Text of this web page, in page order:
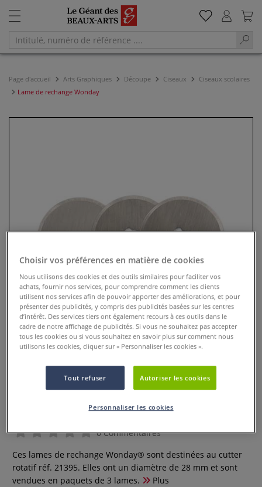
Page d'accueil Arts Graphiques Découpe Ciseaux
Ciseaux scolaires
Lame de rechange Wonday
Lame de rechange Wonday
0 Commentaires
Ces lames de rechange Wonday® sont destinées au cutter
rotatif réf. 21395. Elles ont un diamètre de 28 mm et sont
vendues en paquets de 3 lames.
Plus
Choisir vos préférences en matière de cookies
Nous utilisons des cookies et des outils similaires pour faciliter vos
achats, fournir nos services, pour comprendre comment les clients
utilisent nos services afin de pouvoir apporter des améliorations, et pour
présenter des publicités, y compris des publicités basées sur les centres
d’intérêt. Des services tiers ont également recours à ces outils dans le
cadre de notre affichage de publicités. Si vous ne souhaitez pas accepter
tous les cookies ou si vous souhaitez en savoir plus sur comment nous
utilisons les cookies, cliquer sur « Personnaliser les cookies ».
Tout refuser Autoriser les cookies
Personnaliser les cookies